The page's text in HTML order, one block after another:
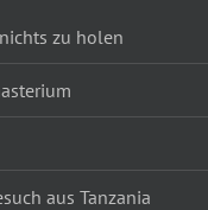
zu holen
aus Tanzania